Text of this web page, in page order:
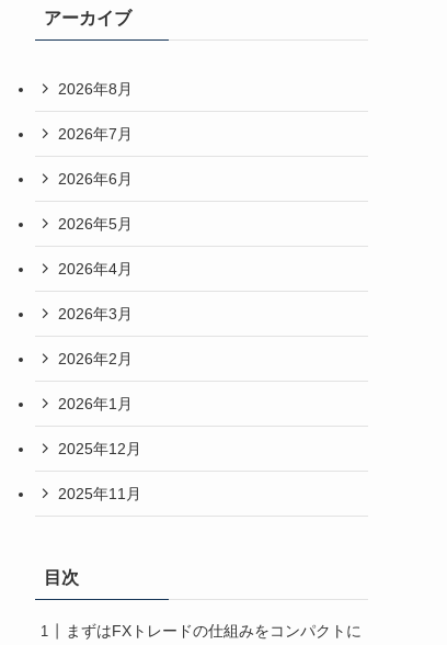
アーカイブ
2026年8月
2026年7月
2026年6月
2026年5月
2026年4月
2026年3月
2026年2月
2026年1月
2025年12月
2025年11月
目次
まずはFXトレードの仕組みをコンパクトに